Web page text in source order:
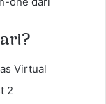
Virtual
2